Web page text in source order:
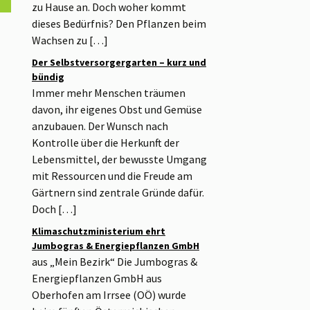
zu Hause an. Doch woher kommt
dieses Bedürfnis? Den Pflanzen beim
Wachsen zu […]
Der Selbstversorgergarten – kurz und
bündig
Immer mehr Menschen träumen
davon, ihr eigenes Obst und Gemüse
anzubauen. Der Wunsch nach
Kontrolle über die Herkunft der
Lebensmittel, der bewusste Umgang
mit Ressourcen und die Freude am
Gärtnern sind zentrale Gründe dafür.
Doch […]
Klimaschutzministerium ehrt
Jumbogras & Energiepflanzen GmbH
aus „Mein Bezirk“ Die Jumbogras &
Energiepflanzen GmbH aus
Oberhofen am Irrsee (OÖ) wurde